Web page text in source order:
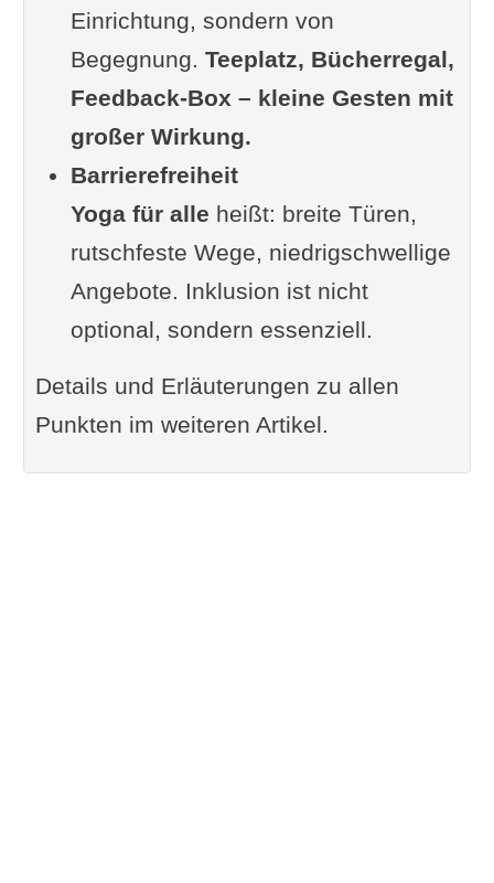
Einrichtung, sondern von
Begegnung. Teeplatz, Bücherregal,
Feedback-Box – kleine Gesten mit
großer Wirkung.
Barrierefreiheit
Yoga für alle heißt: breite Türen,
rutschfeste Wege, niedrigschwellige
Angebote. Inklusion ist nicht
optional, sondern essenziell.
Details und Erläuterungen zu allen
Punkten im weiteren Artikel.